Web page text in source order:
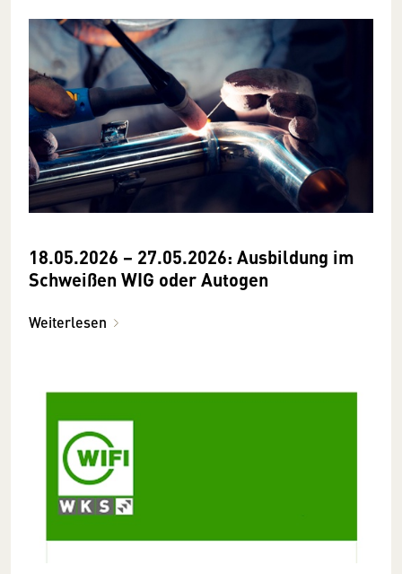
18.05.2026 − 27.05.2026: Ausbildung im
Schweißen WIG oder Autogen
Weiterlesen